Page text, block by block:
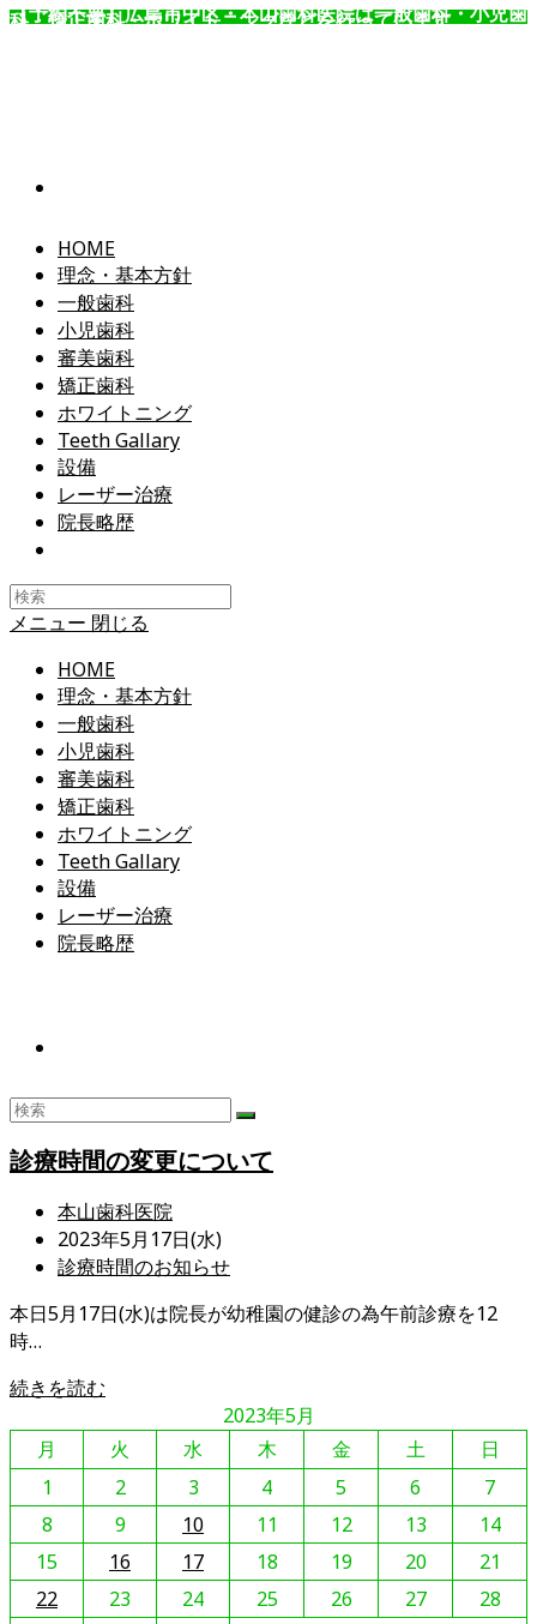
コ
【予約不要】広島市中区・本山歯科医院は一般歯科・小児歯
科・矯正歯科・ホワイトニングなどを行っています。
HOME
理念・基本方針
一般歯科
小児歯科
審美歯科
矯正歯科
ホワイトニング
Teeth Gallary
設備
レーザー治療
院長略歴
メニュー 閉じる
HOME
理念・基本方針
一般歯科
小児歯科
審美歯科
矯正歯科
ホワイトニング
Teeth Gallary
設備
レーザー治療
院長略歴
診療時間の変更について
投
稿
者:
本山歯科医院
投
稿
開
2023年5月17日(水)
投
カ
ゴ
リ
ー:
診療時間のお知らせ
本日5月17日(水)は院長が幼稚園の健診の為午前診療を12
時…
続きを読む
時
間
の
変
更
に
つ
2023年5月
月
火 水 木 金 土
日
1
2 3 4 5 6
7
8
9 10 11 12 13
14
15
16 17 18 19 20
21
22
23 24 25 26 27
28